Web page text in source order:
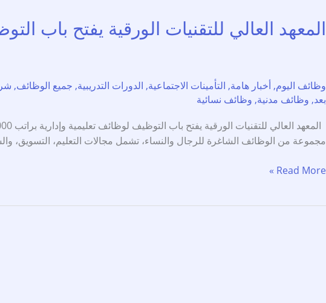
المعهد العالي للتقنيات الورقية يفتح باب التوظيف
وظائف اليوم, أخبار هامة, التأمينات الاجتماعية, الدورات التدريبية, جميع الوظائف,
بعد, وظائف مدنية, وظائف نسائية
مجموعة من الوظائف الشاغرة للرجال والنساء، تشمل مجالات التعليم، التسويق،
المعهد
Read More »